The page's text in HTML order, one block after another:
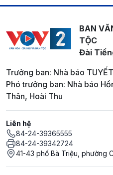
BAN
TỘC
Đài
Trưởng ban: Nhà báo
Phó trưởng ban: Nhà báo
Thân, Hoài Thu
Liên hệ
84-24-39365555
84-24-39342724
41-43 phố Bà Triệu, phường